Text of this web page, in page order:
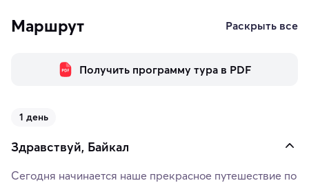
Маршрут Раскрыть все
Получить программу тура в PDF
1 день
Здравствуй, Байкал
Сегодня начинается наше прекрасное путешествие по